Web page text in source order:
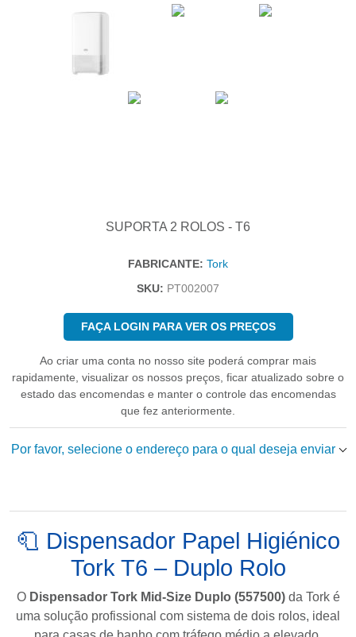
SUPORTA 2 ROLOS - T6
FABRICANTE: Tork
SKU: PT002007
FAÇA LOGIN PARA VER OS PREÇOS
Ao criar uma conta no nosso site poderá comprar mais
rapidamente, visualizar os nossos preços, ficar atualizado sobre o
estado das encomendas e manter o controle das encomendas
que fez anteriormente.
Por favor, selecione o endereço para o qual deseja enviar
🧻 Dispensador Papel Higiénico
Tork T6 – Duplo Rolo
O Dispensador Tork Mid-Size Duplo (557500)da Torké
uma solução profissional com sistema de dois rolos, ideal